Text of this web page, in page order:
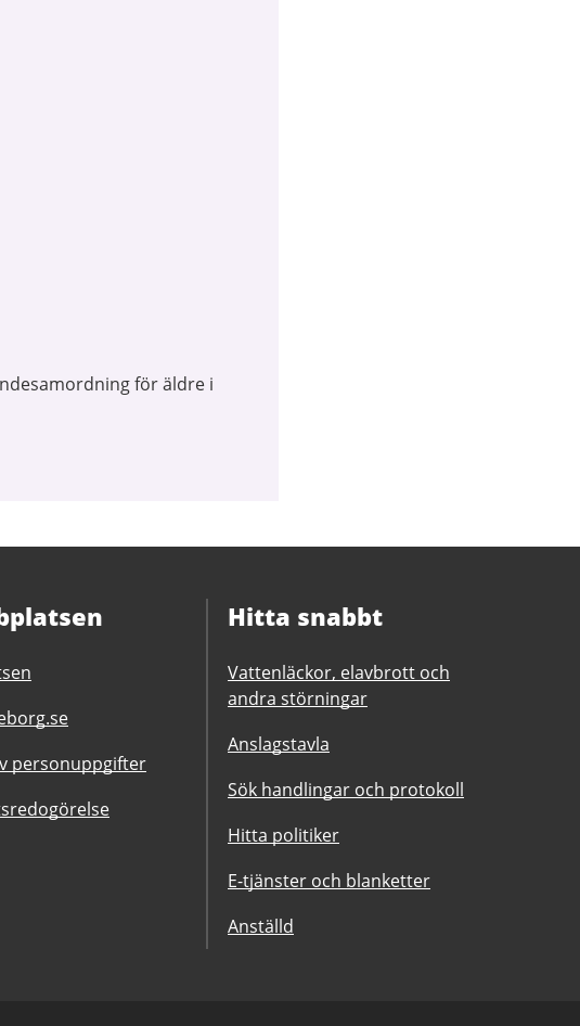
för äldre i
personuppgifter
Hitta snabbt
Vattenläckor, elavbrott och
andra störningar
Anslagstavla
Sök handlingar och protokoll
Hitta politiker
E-tjänster och blanketter
Anställd